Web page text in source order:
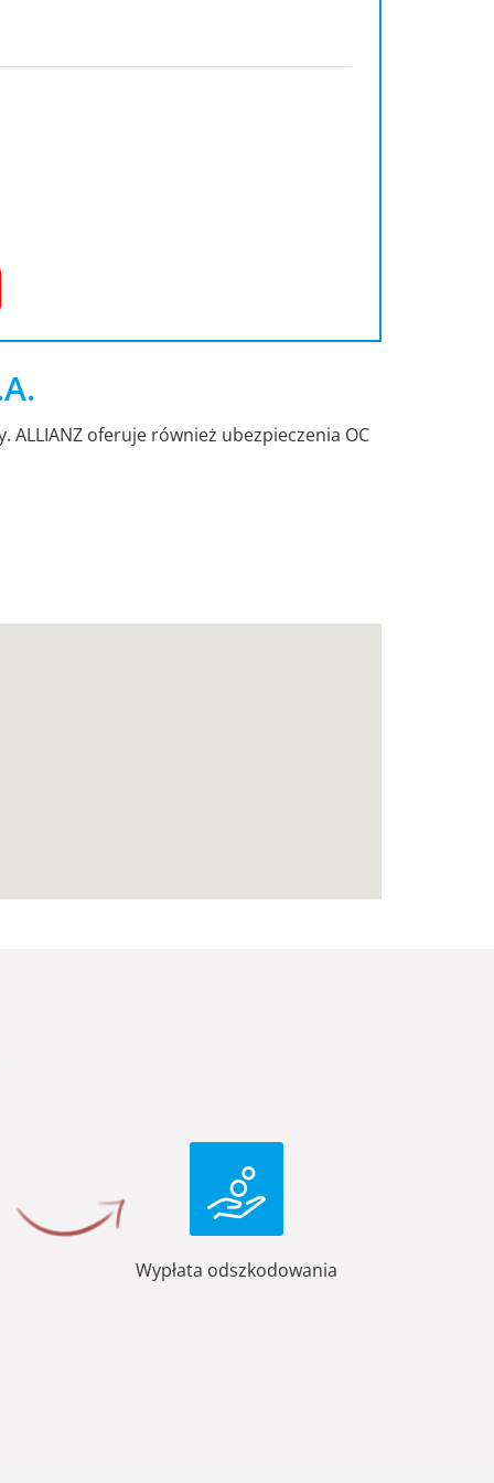
oferuje również ubezpieczenia OC
Wypłata odszkodowania